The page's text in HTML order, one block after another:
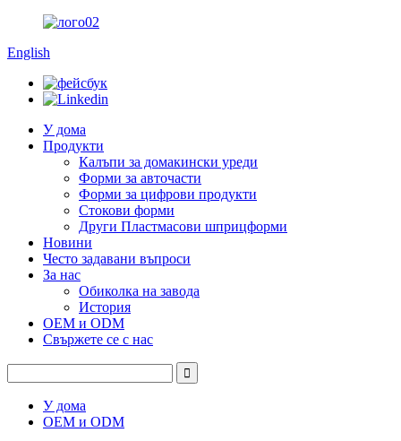
English
У дома
Продукти
Калъпи за домакински уреди
Форми за авточасти
Форми за цифрови продукти
Стокови форми
Други Пластмасови шприцформи
Новини
Често задавани въпроси
За нас
Обиколка на завода
История
OEM и ODM
Свържете се с нас
У дома
OEM и ODM